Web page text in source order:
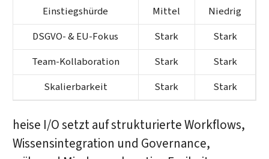
Einstiegshürde
Mittel
Niedrig
DSGVO- & EU-Fokus
Stark
Stark
Team-Kollaboration
Stark
Stark
Skalierbarkeit
Stark Stark
heise I/O setzt auf strukturierte Workflows,
Wissensintegration und Governance,